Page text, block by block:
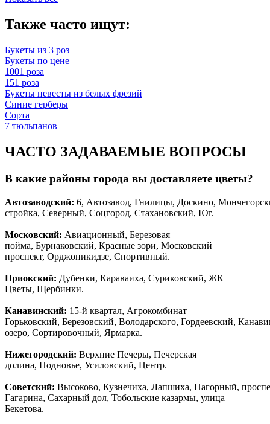
Также часто ищут:
Букеты из 3 роз
Букеты по цене
1001 роза
151 роза
Букеты невесты из белых фрезий
Синие герберы
Сорта
7 тюльпанов
ЧАСТО ЗАДАВАЕМЫЕ ВОПРОСЫ
В какие районы города вы доставляете цветы?
Автозаводский: 6, Автозавод, Гнилицы, Доскино,
стройка, Северный, Соцгород, Стахановский, Юг.
Московский: Авиационный, Березовая
пойма, Бурнаковский, Красные зори, Московский
проспект, Орджоникидзе, Спортивный.
Приокский: Дубенки, Караваиха, Суриковский, ЖК
Цветы, Щербинки.
Канавинский: 15-й квартал, Агрокомбинат
Горьковский, Березовский, Володарского, Гордеевский,
озеро, Сортировочный, Ярмарка.
Нижегородский: Верхние Печеры, Печерская
долина, Подновье, Усиловский, Центр.
Советский: Высоково, Кузнечиха, Лапшиха, Нагорный,
Гагарина, Сахарный дол, Тобольские казармы, улица
Бекетова.